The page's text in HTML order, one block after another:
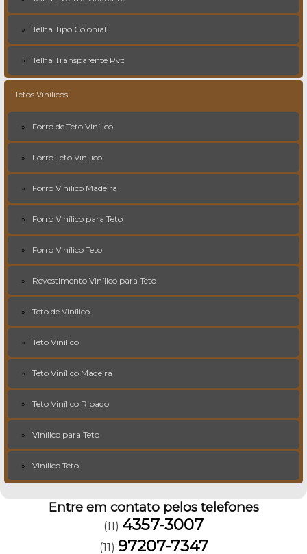
Telha Tipo Colonial
Telha Transparente Pvc
Tetos Vinílicos
Forro de Teto Vinílico
Forro Teto Vinílico
Forro Vinílico Madeira
Forro Vinílico para Teto
Forro Vinílico Teto
Revestimento Vinílico para Teto
Teto de Vinílico
Teto Vinílico
Teto Vinílico Madeira
Teto Vinílico Ripado
Vinílico para Teto
Vinílico Teto
Entre em contato pelos telefones
(11) 4357-3007
(11) 97207-7347